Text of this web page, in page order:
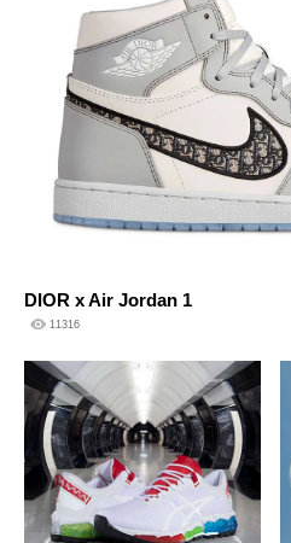
DIOR x Air Jordan 1
11316